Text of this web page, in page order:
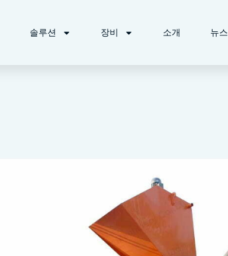
솔루션 장비 소개 뉴스